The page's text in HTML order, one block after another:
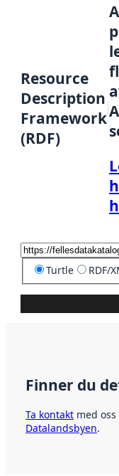
Resource
Description
Framework
(RDF)
Turtle RDF/
Finner du
Ta kontakt med
Datalandsbyen.